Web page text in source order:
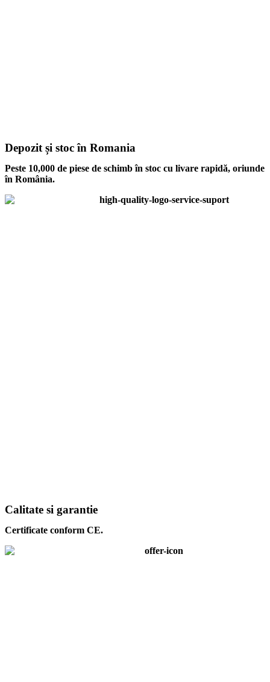
Depozit și stoc în Romania
Peste 10,000 de piese de schimb în stoc cu livare rapidă, oriunde
în România.
Calitate si garantie
Certificate conform CE.